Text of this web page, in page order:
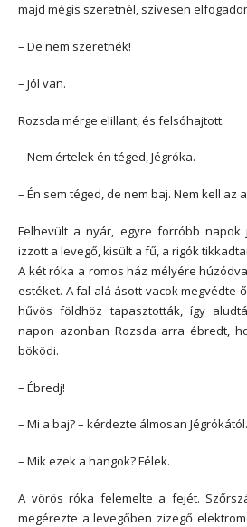
majd mégis szeretnél, szívesen
– De nem szeretnék!
– Jól van.
Rozsda mérge elillant, és felsóhajtott.
– Nem értelek én téged, Jégróka.
– Én sem téged, de nem baj. Nem kell az
Felhevült a nyár, egyre forróbb
izzott a levegő, kisült a fű, a rigók
A két róka a romos ház mélyére
estéket. A fal alá ásott vacok megvédte
hűvös földhöz tapasztották, így
napon azonban Rozsda arra ébredt,
böködi.
– Ébredj!
– Mi a baj? – kérdezte álmosan Jégrókától.
– Mik ezek a hangok? Félek.
A vörös róka felemelte a fejét.
megérezte a levegőben zizegő